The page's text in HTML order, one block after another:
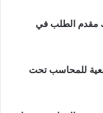
مقدم الطلب في
للمحاسب تحت